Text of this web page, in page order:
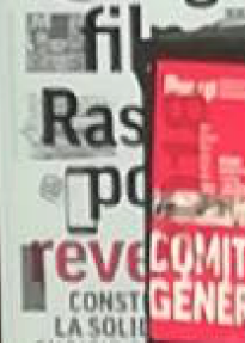
trois demi-journées, nous
nous divise.
le disait hier Jean-Michel dans
pour résister à l’offensive de
patronale est bien celle de
ou de leur religion.